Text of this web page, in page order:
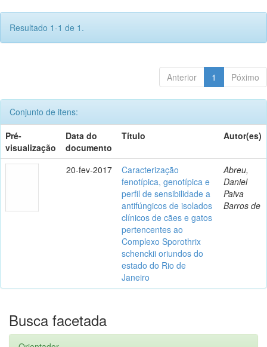
Resultado 1-1 de 1.
Anterior 1 Póximo
Conjunto de itens:
Pré-
visualização
Data do
documento
Título Autor(es)
20-fev-2017
Caracterização
fenotípica, genotípica e
perfil de sensibilidade a
antifúngicos de isolados
clínicos de cães e gatos
pertencentes ao
Complexo Sporothrix
schenckii oriundos do
estado do Rio de
Janeiro
Abreu,
Daniel
Paiva
Barros de
Busca facetada